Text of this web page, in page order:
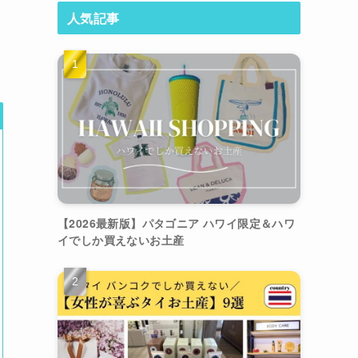
人気記事
【2026最新版】パタゴニア ハワイ限定＆ハワ
イでしか買えないお土産